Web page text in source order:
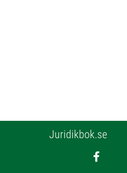
Juridikbok.se